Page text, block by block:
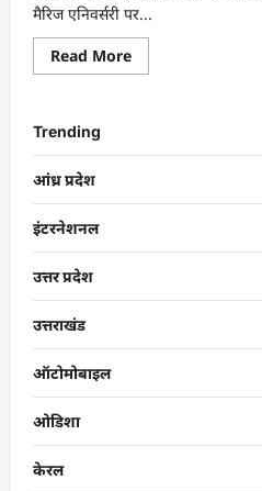
मैरिज एनिवर्सरी पर...
Read More
Trending
आंध्र प्रदेश
इंटरनेशनल
उत्तर प्रदेश
उत्तराखंड
ऑटोमोबाइल
ओडिशा
केरल